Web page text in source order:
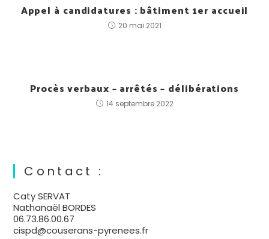
Appel à candidatures : bâtiment 1er accueil
20 mai 2021
Procès verbaux – arrêtés – délibérations
14 septembre 2022
Contact :
Caty SERVAT
Nathanaël BORDES
06.73.86.00.67
cispd@couserans-pyrenees.fr